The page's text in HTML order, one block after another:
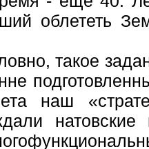
облететь
такое
наш